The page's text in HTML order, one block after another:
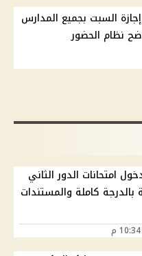
السبت بجميع المدارس
امتحانات الدور الثاني
بالدرجة كاملة والمستندات